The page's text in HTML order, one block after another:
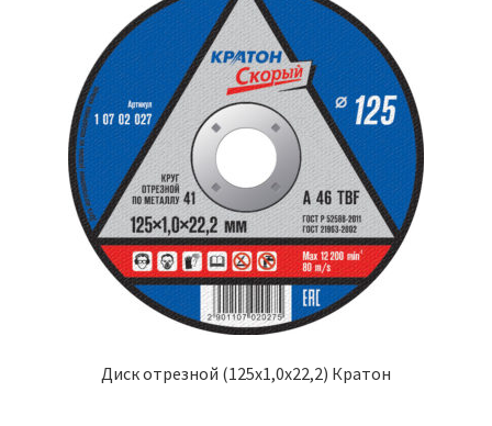
Диск отрезной (125х1,0х22,2) Кратон